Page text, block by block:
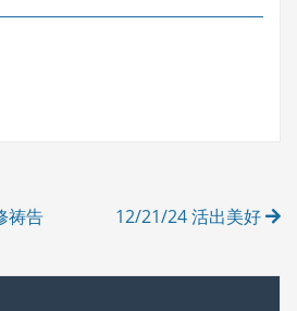
祷告 12/21/24 活出美好